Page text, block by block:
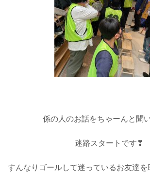
係の人のお話をちゃーんと聞
迷路スタートです❣
すんなりゴールして迷っているお友達